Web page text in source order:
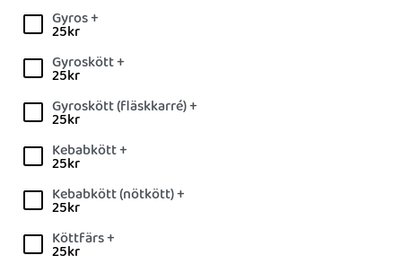
Gyros +
25kr
Gyroskött +
25kr
Gyroskött (fläskkarré) +
25kr
Kebabkött +
25kr
Kebabkött (nötkött) +
25kr
Köttfärs +
25kr